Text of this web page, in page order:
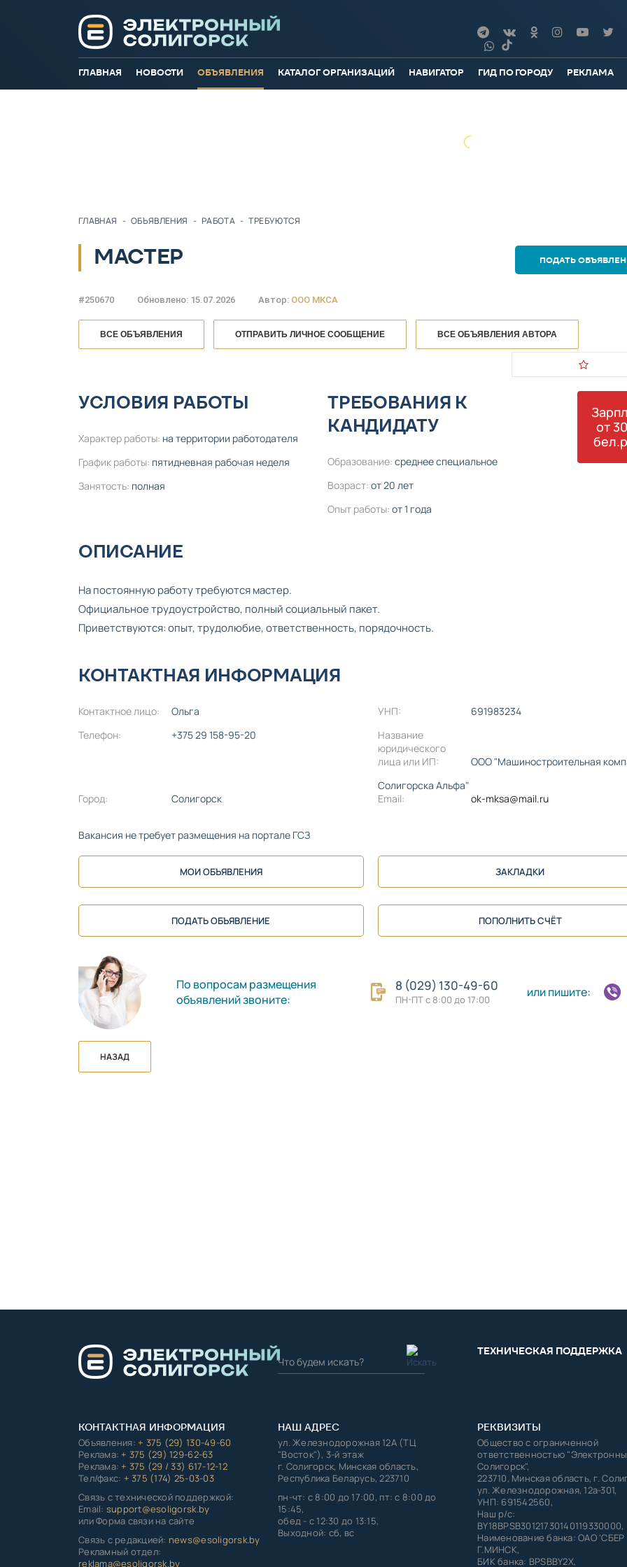
ГЛАВНАЯ НОВОСТИ ОБЪЯВЛЕНИЯ КАТАЛОГ ОРГАНИЗАЦИЙ НАВИГАТОР ГИД ПО ГОРОДУ РЕКЛАМА
ГЛАВНАЯ - ОБЪЯВЛЕНИЯ - РАБОТА - ТРЕБУЮТСЯ
МАСТЕР ПОДАТЬ
#250670 Обновлено: 15.07.2026 Автор: ООО МКСА
ВСЕ ОБЪЯВЛЕНИЯ ОТПРАВИТЬ ЛИЧНОЕ СООБЩЕНИЕ ВСЕ ОБЪЯВЛЕНИЯ АВТОРА
УСЛОВИЯ РАБОТЫ
Характер работы: на территории работодателя
График работы: пятидневная рабочая неделя
Занятость: полная
от
ТРЕБОВАНИЯ К
КАНДИДАТУ
Образование: среднее специальное
Возраст: от 20 лет
Опыт работы: от 1 года
ОПИСАНИЕ
На постоянную работу требуются мастер.
Официальное трудоустройство, полный социальный пакет.
Приветствуются: опыт, трудолюбие, ответственность, порядочность.
КОНТАКТНАЯ ИНФОРМАЦИЯ
Контактное лицо: Ольга УНП:
691983234
Телефон:
+375 29 158-95-20
Название
юридического
лица или ИП:
ООО "Машиностроительная
Солигорска Альфа"
Город:
Солигорск Email: ok-mksa@mail.ru
Вакансия не требует размещения на портале ГСЗ
МОИ ОБЪЯВЛЕНИЯ ЗАКЛАДКИ
ПОДАТЬ ОБЪЯВЛЕНИЕ ПОПОЛНИТЬ СЧЁТ
По вопросам размещения
объявлений звоните:
8 (029) 130-49-60
ПН-ПТ с 8:00 до 17:00
или пишите:
НАЗАД
ТЕХНИЧЕСКАЯ ПОДДЕРЖКА
КОНТАКТНАЯ ИНФОРМАЦИЯ
Объявления:+ 375 (29) 130-49-60
Реклама:+ 375 (29) 129-62-63
Реклама:+ 375 (29 / 33) 617-12-12
Тел/факс: + 375 (174) 25-03-03
Связь с технической поддержкой:
Email: support@esoligorsk.by
или Форма связи на сайте
Связь с редакцией: news@esoligorsk.by
Рекламный отдел:
reklama@esoligorsk.by
НАШ АДРЕС
ул. Железнодорожная 12А (ТЦ
"Восток"), 3-й этаж
г. Солигорск, Минская область,
Республика Беларусь, 223710
пн-чт: с 8:00 до 17:00, пт: с 8:00 до
15:45,
обед - с 12:30 до 13:15,
Выходной: сб, вс
РЕКВИЗИТЫ
Общество с ограниченной
ответственностью
Солигорск",
223710, Минская область, г.
ул. Железнодорожная, 12а-301,
УНП: 691542560,
Наш р/с:
BY18BPSB30121730140119330000,
Наименование банка: ОАО
Г.МИНСК,
БИК банка: BPSBBY2X,